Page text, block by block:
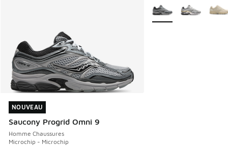
NOUVEAU
Saucony Progrid Omni 9
Homme Chaussures
Microchip - Microchip
NOUVEAU
Plus de couleurs